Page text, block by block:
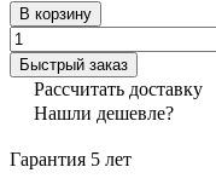
В корзину
Быстрый заказ
Рассчитать доставку
Нашли дешевле?
Гарантия 5 лет